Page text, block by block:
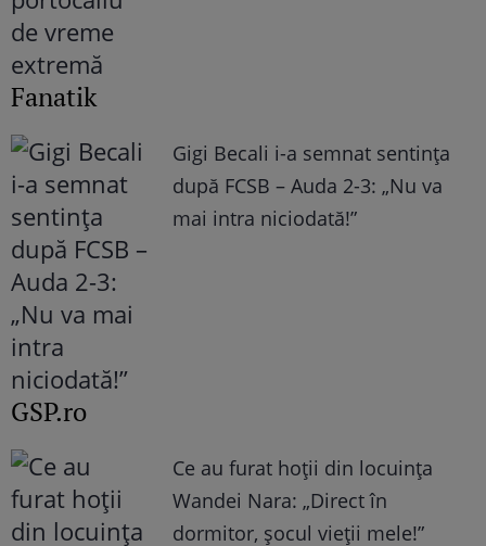
Fanatik
Gigi Becali i-a semnat sentința
după FCSB – Auda 2-3: „Nu va
mai intra niciodată!”
GSP.ro
Ce au furat hoții din locuința
Wandei Nara: „Direct în
dormitor, șocul vieții mele!”